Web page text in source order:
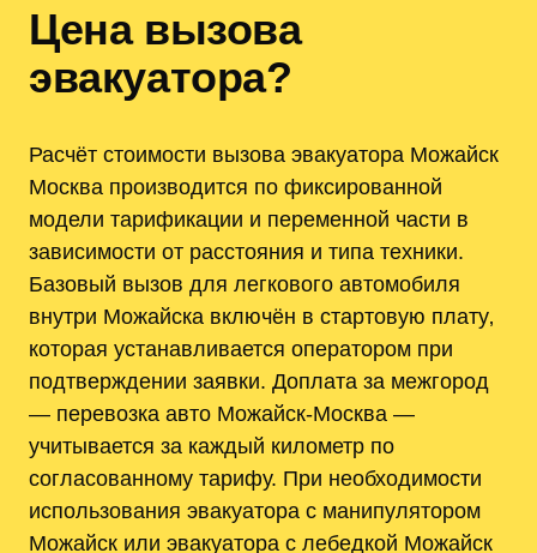
Цена вызова
эвакуатора?
Расчёт стоимости вызова эвакуатора Можайск
Москва производится по фиксированной
модели тарификации и переменной части в
зависимости от расстояния и типа техники.
Базовый вызов для легкового автомобиля
внутри Можайска включён в стартовую плату‚
которая устанавливается оператором при
подтверждении заявки. Доплата за межгород
— перевозка авто Можайск-Москва —
учитывается за каждый километр по
согласованному тарифу. При необходимости
использования эвакуатора с манипулятором
Можайск или эвакуатора с лебедкой Можайск